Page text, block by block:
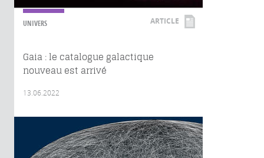
UNIVERS ARTICLE
Gaia : le catalogue galactique
nouveau est arrivé
13.06.2022